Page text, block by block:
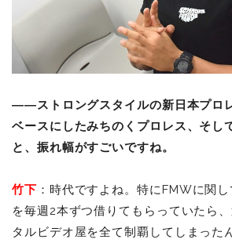
――ストロングスタイルの新日本プロ
ベースにしたみちのくプロレス、そし
と、振れ幅がすごいですね。
竹下 ：時代ですよね。特にFMWに関
を毎週2本ずつ借りてもらっていたら
タルビデオ屋を全て制覇してしまった